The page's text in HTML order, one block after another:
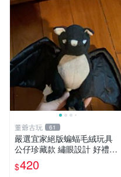
董爺古玩 61
嚴選宜家絕版蝙蝠毛絨玩具
公仔珍藏款 繡眼設計 好禮推
薦 蝙蝠玩偶 宜家稀有 毛絨收
藏 宜家玩具 毛絨公仔 絕版玩
$420